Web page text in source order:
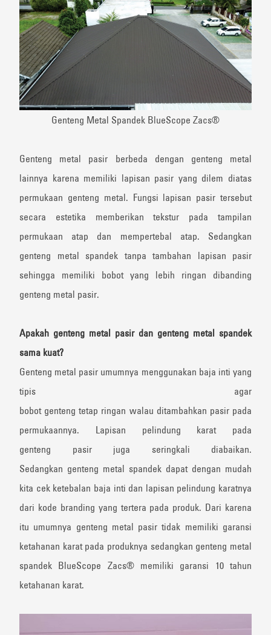
Genteng Metal Spandek BlueScope Zacs®
Genteng metal pasir berbeda dengan genteng metal
lainnya karena memiliki lapisan pasir yang dilem diatas
permukaan genteng metal. Fungsi lapisan pasir tersebut
secara estetika memberikan tekstur pada tampilan
permukaan atap dan mempertebal atap. Sedangkan
genteng metal spandek tanpa tambahan lapisan pasir
sehingga memiliki bobot yang lebih ringan dibanding
genteng metal pasir.
Apakah genteng metal pasir dan genteng metal spandek
sama kuat?
Genteng metal pasir umumnya menggunakan baja inti yang
tipis agar
bobot genteng tetap ringan walau ditambahkan pasir pada
permukaannya. Lapisan pelindung karat pada
genteng pasir juga seringkali diabaikan.
Sedangkan genteng metal spandek dapat dengan mudah
kita cek ketebalan baja inti dan lapisan pelindung karatnya
dari kode branding yang tertera pada produk. Dari karena
itu umumnya genteng metal pasir tidak memiliki garansi
ketahanan karat pada produknya sedangkan genteng metal
spandek BlueScope Zacs® memiliki garansi 10 tahun
ketahanan karat.